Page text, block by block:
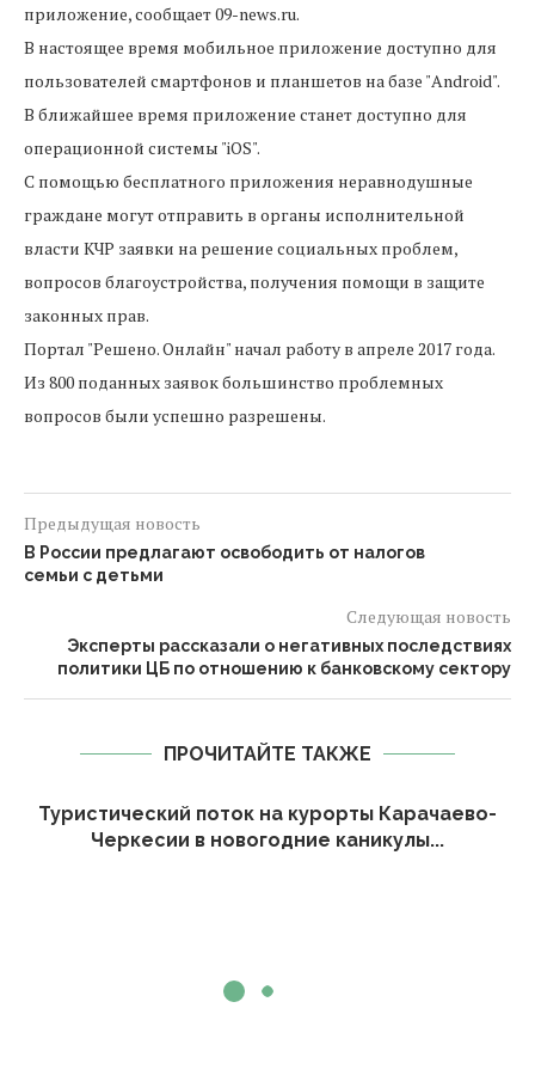
приложение, сообщает 09-news.ru.
В настоящее время мобильное приложение доступно для
пользователей смартфонов и планшетов на базе "Android".
В ближайшее время приложение станет доступно для
операционной системы "iOS".
С помощью бесплатного приложения неравнодушные
граждане могут отправить в органы исполнительной
власти КЧР заявки на решение социальных проблем,
вопросов благоустройства, получения помощи в защите
законных прав.
Портал "Решено. Онлайн" начал работу в апреле 2017 года.
Из 800 поданных заявок большинство проблемных
вопросов были успешно разрешены.
Предыдущая новость
В России предлагают освободить от налогов
семьи с детьми
Следующая новость
Эксперты рассказали о негативных последствиях
политики ЦБ по отношению к банковскому сектору
ПРОЧИТАЙТЕ ТАКЖЕ
Туристический поток на курорты Карачаево-
Черкесии в новогодние каникулы...